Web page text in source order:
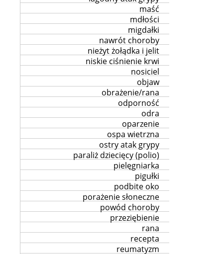
maść
mdłości
migdałki
nawrót choroby
nieżyt żołądka i jelit
niskie ciśnienie krwi
nosiciel
objaw
obrażenie/rana
odporność
odra
oparzenie
ospa wietrzna
ostry atak grypy
paraliż dziecięcy (polio)
pielęgniarka
pigułki
podbite oko
porażenie słoneczne
powód choroby
przeziębienie
rana
recepta
reumatyzm